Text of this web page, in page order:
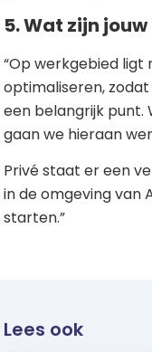
5. Wat zijn
“Op werkgebied
optimaliseren,
een belangrijk punt.
gaan we hieraan
Privé staat er een
in de omgeving van
starten.”
Lees ook